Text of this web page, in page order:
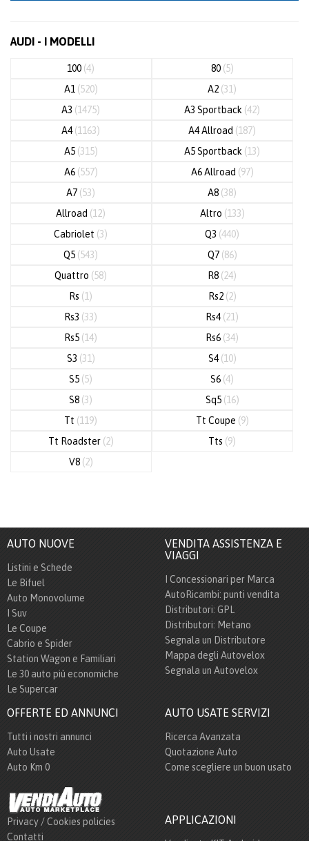
AUDI - I MODELLI
100 (4) 80 (5)
A1 (520) A2 (31)
A3 (1475) A3 Sportback (42)
A4(1163) A4 Allroad (187)
A5 (315) A5 Sportback (13)
A6 (557) A6 Allroad (97)
A7 (53) A8 (38)
Allroad (12) Altro (133)
Cabriolet (3) Q3 (440)
Q5 (543) Q7 (86)
Quattro (58) R8 (24)
Rs (1) Rs2 (2)
Rs3 (33) Rs4(21)
Rs5 (14) Rs6 (34)
S3 (31) S4(10)
S5 (5) S6 (4)
S8 (3) Sq5 (16)
Tt (119) Tt Coupe (9)
Tt Roadster (2) Tts (9)
V8 (2)
AUTO NUOVE
Listini e Schede
Le Bifuel
Auto Monovolume
I Suv
Le Coupe
Cabrio e Spider
Station Wagon e Familiari
Le 30 auto più economiche
Le Supercar
VENDITA ASSISTENZA E
VIAGGI
I Concessionari per Marca
AutoRicambi: punti vendita
Distributori: GPL
Distributori: Metano
Segnala un Distributore
Mappa degli Autovelox
Segnala un Autovelox
OFFERTE ED ANNUNCI
Tutti i nostri annunci
Auto Usate
Auto Km 0
AUTO USATE SERVIZI
Ricerca Avanzata
Quotazione Auto
Come scegliere un buon usato
Privacy / Cookies policies
Contatti
APPLICAZIONI